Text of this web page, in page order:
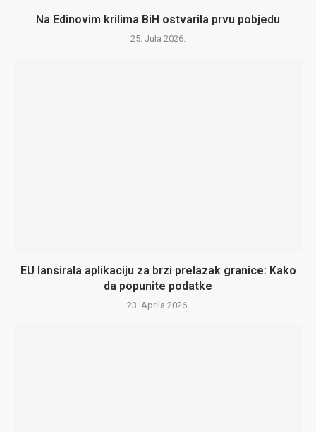
Na Edinovim krilima BiH ostvarila prvu pobjedu
25. Jula 2026.
EU lansirala aplikaciju za brzi prelazak granice: Kako
da popunite podatke
23. Aprila 2026.